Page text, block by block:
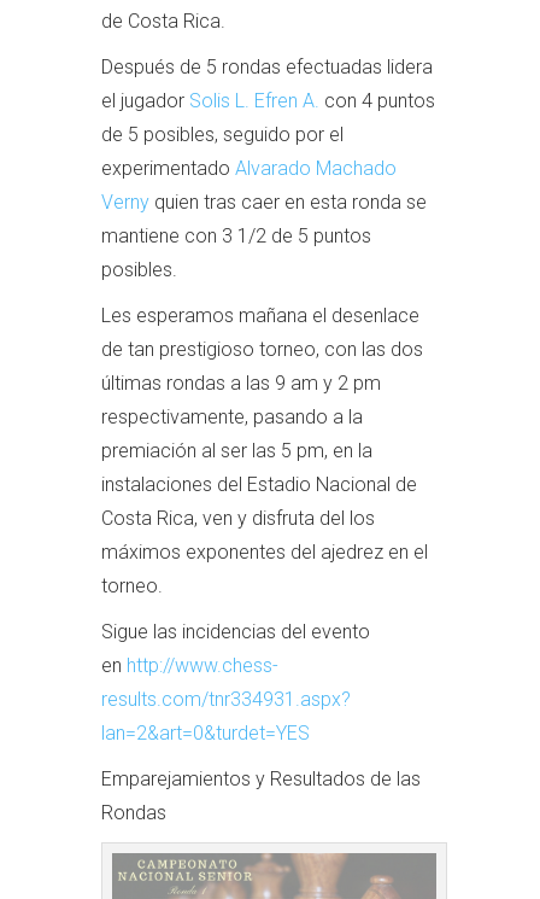
de Costa Rica.
Después de 5 rondas efectuadas lidera
el jugador Solis L. Efren A. con 4 puntos
de 5 posibles, seguido por el
experimentado Alvarado Machado
Verny quien tras caer en esta ronda se
mantiene con 3 1/2 de 5 puntos
posibles.
Les esperamos mañana el desenlace
de tan prestigioso torneo, con las dos
últimas rondas a las 9 am y 2 pm
respectivamente, pasando a la
premiación al ser las 5 pm, en la
instalaciones del Estadio Nacional de
Costa Rica, ven y disfruta del los
máximos exponentes del ajedrez en el
torneo.
Sigue las incidencias del evento
en http://www.chess-
results.com/tnr334931.aspx?
lan=2&art=0&turdet=YES
Emparejamientos y Resultados de las
Rondas